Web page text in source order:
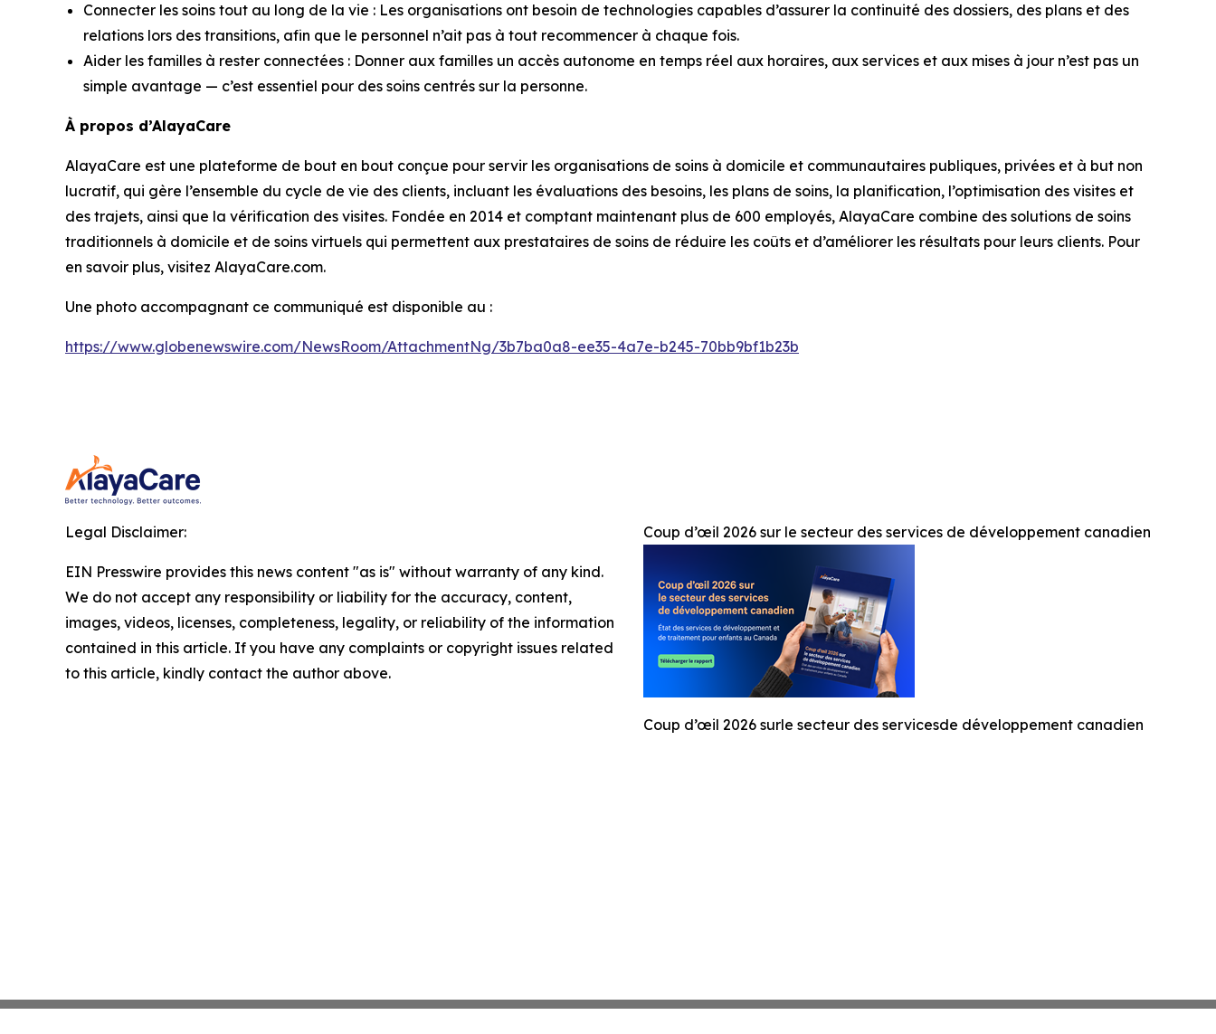
Connecter les soins tout au long de la vie : Les organisations ont besoin de technologies capables d’assurer la continuité des dossiers, des plans et des
relations lors des transitions, afin que le personnel n’ait pas à tout recommencer à chaque fois.
Aider les familles à rester connectées : Donner aux familles un accès autonome en temps réel aux horaires, aux services et aux mises à jour n’est pas un
simple avantage — c’est essentiel pour des soins centrés sur la personne.
À propos d’AlayaCare
AlayaCare est une plateforme de bout en bout conçue pour servir les organisations de soins à domicile et communautaires publiques, privées et à but non
lucratif, qui gère l’ensemble du cycle de vie des clients, incluant les évaluations des besoins, les plans de soins, la planification, l’optimisation des visites et
des trajets, ainsi que la vérification des visites. Fondée en 2014 et comptant maintenant plus de 600 employés, AlayaCare combine des solutions de soins
traditionnels à domicile et de soins virtuels qui permettent aux prestataires de soins de réduire les coûts et d’améliorer les résultats pour leurs clients. Pour
en savoir plus, visitez AlayaCare.com.
Une photo accompagnant ce communiqué est disponible au :
https://www.globenewswire.com/NewsRoom/AttachmentNg/3b7ba0a8-ee35-4a7e-b245-70bb9bf1b23b
Coup d’œil 2026 sur le secteur des services de développement canadien
Coup d’œil 2026 surle secteur des servicesde développement canadien
Legal Disclaimer:
EIN Presswire provides this news content "as is" without warranty of any kind.
We do not accept any responsibility or liability for the accuracy, content,
images, videos, licenses, completeness, legality, or reliability of the information
contained in this article. If you have any complaints or copyright issues related
to this article, kindly contact the author above.